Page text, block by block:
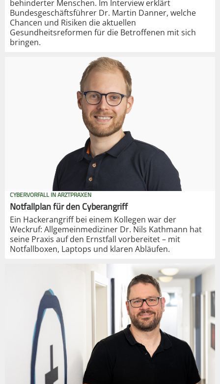
behinderter Menschen. Im Interview erklärt
Bundesgeschäftsführer Dr. Martin Danner, welche
Chancen und Risiken die aktuellen
Gesundheitsreformen für die Betroffenen mit sich
bringen.
CYBERVORFALL IN ARZTPRAXEN
Notfallplan für den Cyberangriff
Ein Hackerangriff bei einem Kollegen war der
Weckruf: Allgemeinmediziner Dr. Nils Kathmann hat
seine Praxis auf den Ernstfall vorbereitet – mit
Notfallboxen, Laptops und klaren Abläufen.